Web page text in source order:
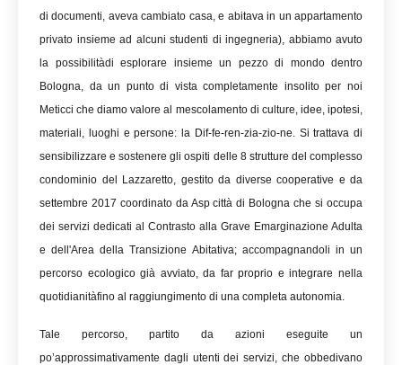
di documenti, aveva cambiato casa, e abitava in un appartamento
privato insieme ad alcuni studenti di ingegneria), abbiamo avuto
la possibilitàdi esplorare insieme un pezzo di mondo dentro
Bologna, da un punto di vista completamente insolito per noi
Meticci che diamo valore al mescolamento di culture, idee, ipotesi,
materiali, luoghi e persone: la Dif-fe-ren-zia-zio-ne. Si trattava di
sensibilizzare e sostenere gli ospiti delle 8 strutture del complesso
condominio del Lazzaretto, gestito da diverse cooperative e da
settembre 2017 coordinato da Asp città di Bologna che si occupa
dei servizi dedicati al Contrasto alla Grave Emarginazione Adulta
e dell'Area della Transizione Abitativa; accompagnandoli in un
percorso ecologico già avviato, da far proprio e integrare nella
quotidianitàfino al raggiungimento di una completa autonomia.
Tale percorso, partito da azioni eseguite un
po’approssimativamente dagli utenti dei servizi, che obbedivano